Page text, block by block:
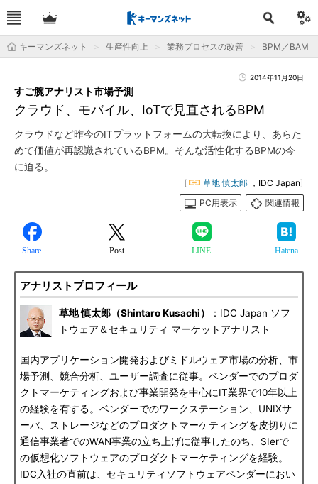
キーマンズネット 生産性向上 業務プロセスの改善 BPM／BAM
2014年11月20日
クラウド、モバイル、IoTで見直されるBPM
すご腕アナリスト市場予測
クラウドなど昨今のITプラットフォームの大転換により、あらた
めて価値が再認識されているBPM。そんな活性化するBPMの今
に迫る。
[ 草地 慎太郎 ，IDC Japan]
PC用表示
関連情報
Share Post LINE Hatena
アナリストプロフィール
草地 慎太郎（Shintaro Kusachi）
：IDC Japan ソフ
トウェア＆セキュリティ マーケットアナリスト
国内アプリケーション開発およびミドルウェア市場の分析、市
場予測、競合分析、ユーザー調査に従事。ベンダーでのプロダ
クトマーケティングおよび事業開発を中心にIT業界で10年以上
の経験を有する。ベンダーでのワークステーション、UNIXサ
ーバ、ストレージなどのプロダクトマーケティングを皮切りに
通信事業者でのWAN事業の立ち上げに従事したのち、SIerで
の仮想化ソフトウェアのプロダクトマーケティングを経験。
IDC入社の直前は、セキュリティソフトウェアベンダーにおい